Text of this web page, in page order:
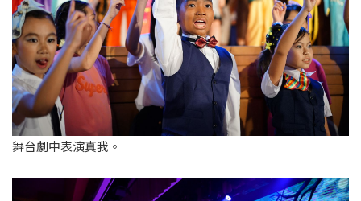
舞台劇中表演真我。